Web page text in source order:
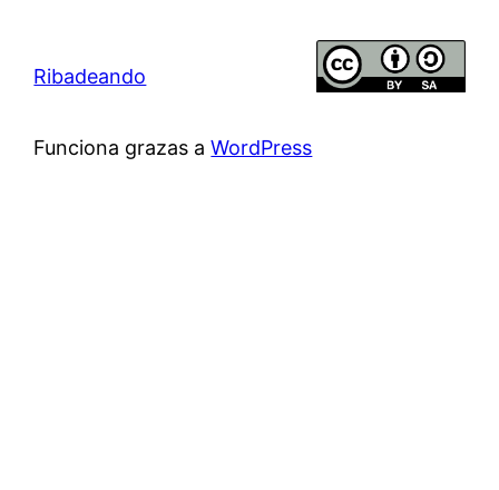
Ribadeando
Funciona grazas aWordPress